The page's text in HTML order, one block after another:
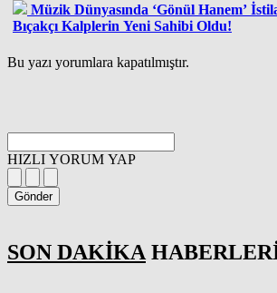
Müzik Dünyasında ‘Gönül Hanem’
Bıçakçı Kalplerin Yeni Sahibi Oldu!
Bu yazı yorumlara kapatılmıştır.
HIZLI YORUM YAP
Gönder
SON DAKİKA